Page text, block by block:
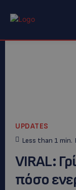
UPDATES
Less than 1 min.
VIRAL:
πόσο